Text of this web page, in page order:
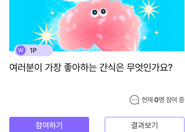
W 1P
여러분이 가장 좋아하는 간식은 무엇인가요?
현재0명 참여 중
참여하기 결과보기